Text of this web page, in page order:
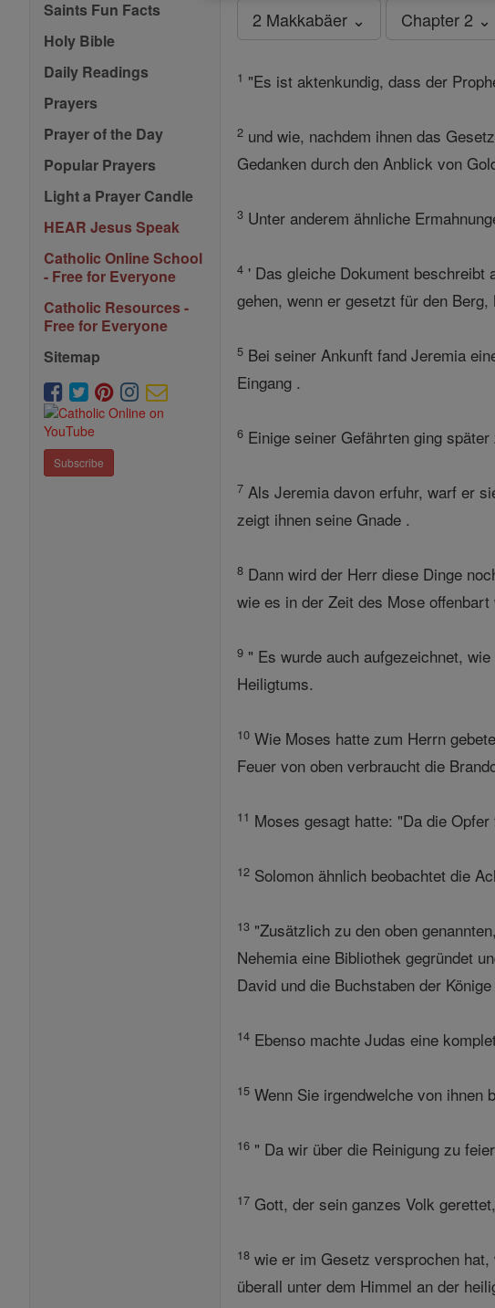
Saints Fun Facts
Holy Bible
Daily Readings
Prayers
Prayer of the Day
Popular Prayers
Light a Prayer Candle
HEAR Jesus Speak
Catholic Online School
- Free for Everyone
Catholic Resources -
Free for Everyone
Sitemap
Subscribe
2 Makkabäer ⌄ Chapter 2 ⌄
1 "Es ist aktenkundig, dass der
2 und wie, nachdem ihnen das
Gedanken durch den Anblick von
3 Unter anderem ähnliche
4 ' Das gleiche Dokument
gehen, wenn er gesetzt für den
5 Bei seiner Ankunft fand Jeremia
Eingang .
6 Einige seiner Gefährten ging
7 Als Jeremia davon erfuhr, warf er
zeigt ihnen seine Gnade .
8 Dann wird der Herr diese Dinge
wie es in der Zeit des Mose
9 " Es wurde auch aufgezeichnet,
Heiligtums.
10 Wie Moses hatte zum Herrn
Feuer von oben verbraucht die
11 Moses gesagt hatte: "Da die
12 Solomon ähnlich beobachtet die
13 "Zusätzlich zu den oben
Nehemia eine Bibliothek gegründet
David und die Buchstaben der
14 Ebenso machte Judas eine
15 Wenn Sie irgendwelche von ihnen
16 " Da wir über die Reinigung zu
17 Gott, der sein ganzes Volk
18 wie er im Gesetz versprochen
überall unter dem Himmel an der